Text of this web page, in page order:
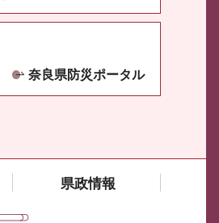
奈良県防災ポータル
県政情報